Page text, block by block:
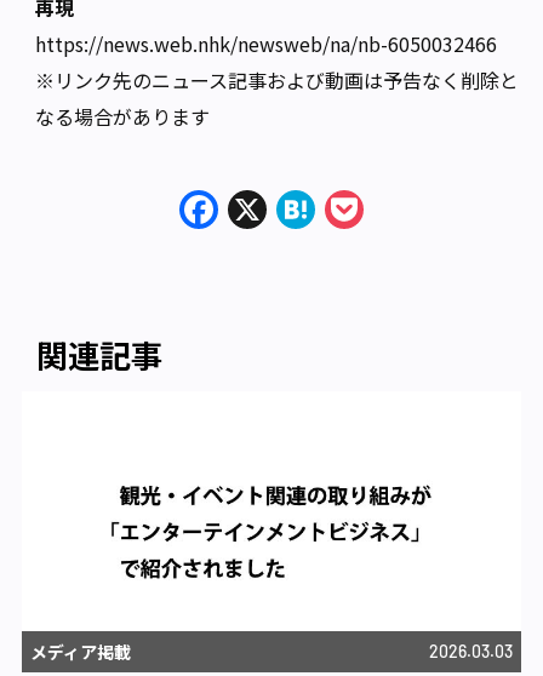
再現
https://news.web.nhk/newsweb/na/nb-6050032466
※リンク先のニュース記事および動画は予告なく削除と
なる場合があります
Facebook
X Hatena
関連記事
メディア掲載 2026.03.03